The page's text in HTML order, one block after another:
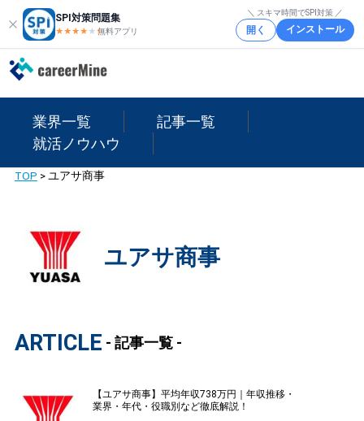
SPI対策問題集
★★★★ ★★
無料アプリ
＼ スキマ時間でSPI対策 ／
開く インストール
業界一覧
記事一覧
就活ノウハウ
TOP >ユアサ商事
ユアサ商事
ARTICLE - 記事一覧 -
【ユアサ商事】平均年収738万円｜年収推移・
業界・年代・役職別など徹底解説！